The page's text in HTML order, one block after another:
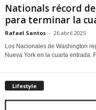
Nationals récord
para terminar la
Rafael Santos - 26 abril 2025
Los Nacionales de Washington
Nueva York en la cuarta entrada.
Lifestyle